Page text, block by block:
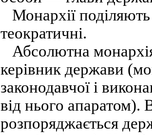
Монархії
теократичні.
Абсолютна
керівник держави
законодавчої і
від нього апаратом).
розпоряджається